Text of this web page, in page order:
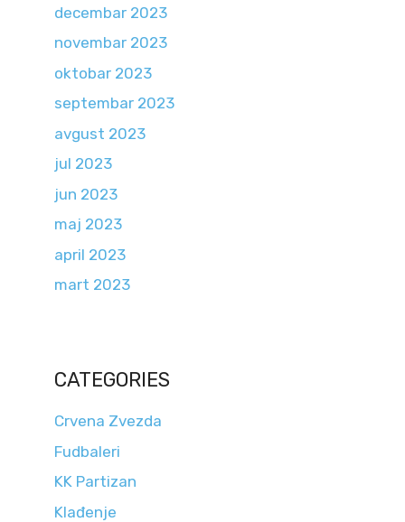
decembar 2023
novembar 2023
oktobar 2023
septembar 2023
avgust 2023
jul 2023
jun 2023
maj 2023
april 2023
mart 2023
CATEGORIES
Crvena Zvezda
Fudbaleri
KK Partizan
Klađenje